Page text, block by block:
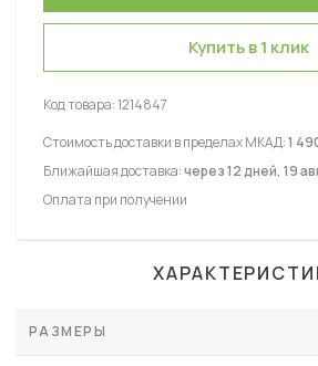
Купить в 1 клик
Код товара:1214847
Стоимость доставки в пределах МКАД:1
Ближайшая доставка:через 12 дней, 19
Оплата при получении
РАЗМЕРЫ